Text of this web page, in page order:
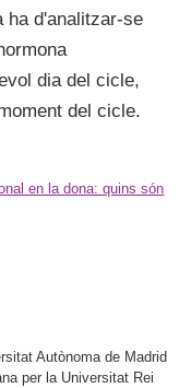
ha d'analitzar-se
dia del cicle,
del cicle.
en la dona: quins són
Autònoma de Madrid.
per la Universitat Rei